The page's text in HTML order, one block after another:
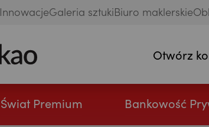
InnowacjeGaleria sztukiBiuro maklerskie
Otwórz
Świat Premium Bankowość